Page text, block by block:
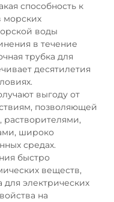
способность к
морских
воды
в течение
трубка для
десятилетия
выгоду от
позволяющей
растворителями,
широко
средах.
быстро
веществ,
для электрических
на